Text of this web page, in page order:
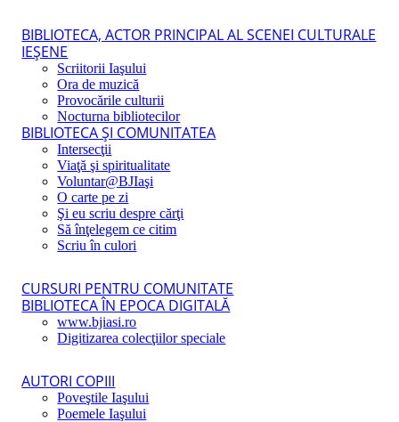
BIBLIOTECA, ACTOR PRINCIPAL AL SCENEI CULTURALE
IEŞENE
Scriitorii Iaşului
Ora de muzică
Provocările culturii
Nocturna bibliotecilor
BIBLIOTECA ŞI COMUNITATEA
Intersecţii
Viaţă şi spiritualitate
Voluntar@BJIaşi
O carte pe zi
Şi eu scriu despre cărţi
Să înţelegem ce citim
Scriu în culori
CURSURI PENTRU COMUNITATE
BIBLIOTECA ÎN EPOCA DIGITALĂ
www.bjiasi.ro
Digitizarea colecţiilor speciale
AUTORI COPIII
Poveştile Iaşului
Poemele Iaşului